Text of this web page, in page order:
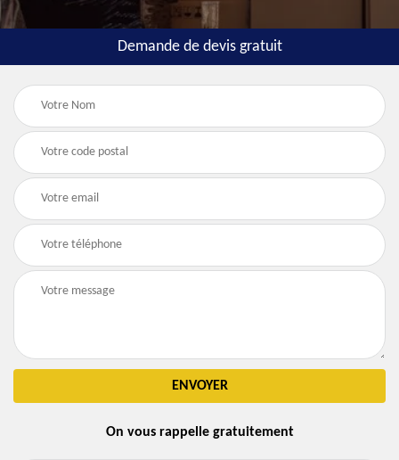
Demande de devis gratuit
On vous rappelle gratuitement